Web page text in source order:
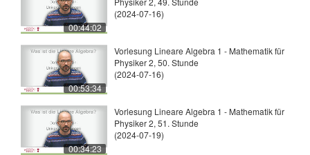
00:44:02
(2024-07-16)
00:53:34
Vorlesung Lineare Algebra 1 - Mathematik für
Physiker 2, 50. Stunde
(2024-07-16)
00:34:23
Vorlesung Lineare Algebra 1 - Mathematik für
Physiker 2, 51. Stunde
(2024-07-19)